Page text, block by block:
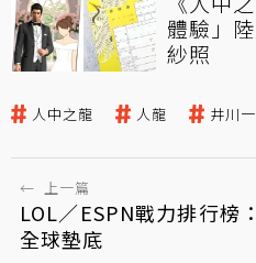
體驗」
紗照
人中之龍 人龍 井川一
← 上一篇
LOL／ESPN戰力排行榜
全球墊底